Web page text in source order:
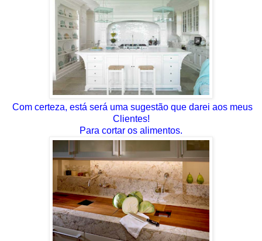
Com certeza, está será uma sugestão que darei aos meus
Clientes!
Para cortar os alimentos.